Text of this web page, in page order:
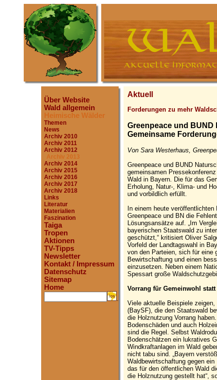
Über Website
Wald allgemein
Heimische Wälder
Themen
News
Archiv 2010
Archiv 2011
Archiv 2012
Archiv 2013
Archiv 2014
Archiv 2015
Archiv 2016
Archiv 2017
Archiv 2018
Links
Literatur
Materialien
Faszination
Taiga
Tropen
Aktionen
TV-Tipps
Newsletter
Kontakt / Impressum
Datenschutz
Sitemap
Home
.
Aktuell
Forderungen zu mehr
Greenpeace und
Gemeinsame
Von Sara Westerhaus,
Greenpeace und BUND
gemeinsamen
Wald in Bayern. Die für das
Erholung, Natur-, Klima- und
und vorbildlich erfüllt.
In einem heute veröffentlichten
Greenpeace und BN die
Lösungsansätze auf. „Im
bayerischen Staatswald zu
geschützt,“ kritisiert Oliver
Vorfeld der Landtagswahl in
von den Parteien, sich für eine
Bewirtschaftung und einen
einzusetzen. Neben einem
Spessart große
Vorrang für Gemeinwohl
Viele aktuelle Beispiele
(BaySF), die den Staatswald
die Holznutzung Vorrang
Bodenschäden und auch
sind die Regel. Selbst
Bodenschätzen ein lukratives
Windkraftanlagen im Wald
nicht tabu sind. „Bayern
Waldbewirtschaftung gegen
das für den öffentlichen Wald
die Holznutzung gestellt hat“,